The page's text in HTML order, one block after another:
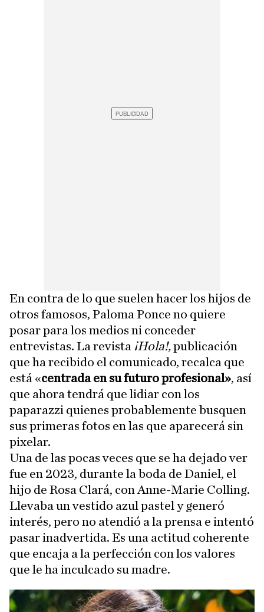
En contra de lo que suelen hacer los hijos de
otros famosos, Paloma Ponce no quiere
posar para los medios ni conceder
entrevistas. La revista ¡Hola!,publicación
que ha recibido el comunicado, recalca que
está «centrada en su futuro profesional», así
que ahora tendrá que lidiar con los
paparazzi quienes probablemente busquen
sus primeras fotos en las que aparecerá sin
pixelar.
Una de las pocas veces que se ha dejado ver
fue en 2023, durante la boda de Daniel, el
hijo de Rosa Clará, con Anne-Marie Colling.
Llevaba un vestido azul pastel y generó
interés, pero no atendió a la prensa e intentó
pasar inadvertida. Es una actitud coherente
que encaja a la perfección con los valores
que le ha inculcado su madre.